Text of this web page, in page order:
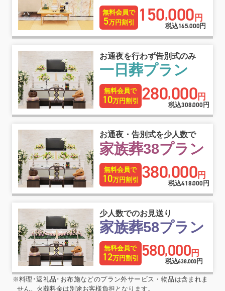
無料会員で
5万円割引 150,000 円
税込165,000円
お通夜を行わず告別式のみ
一日葬プラン
無料会員で
10万円割引 280,000円
税込308,000円
お通夜・告別式を少人数で
家族葬38プラン
無料会員で
10万円割引 380,000円
税込418,000 円
少人数でのお見送り
家族葬58プラン
無料会員で
12万円割引 580,000円
税込638,000円
※料理･返礼品･お布施などのプラン外サービス・物品は含まれま
せん。火葬料金は別途お客様負担となります。